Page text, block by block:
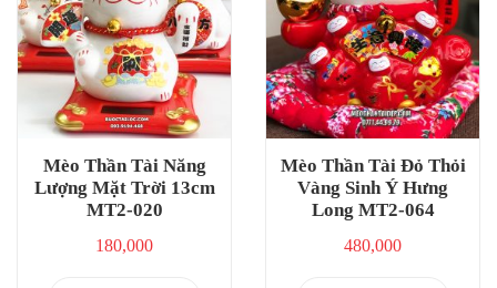
Mèo Thần Tài Năng
Lượng Mặt Trời 13cm
MT2-020
180,000
Mèo Thần Tài Đỏ Thỏi
Vàng Sinh Ý Hưng
Long MT2-064
480,000